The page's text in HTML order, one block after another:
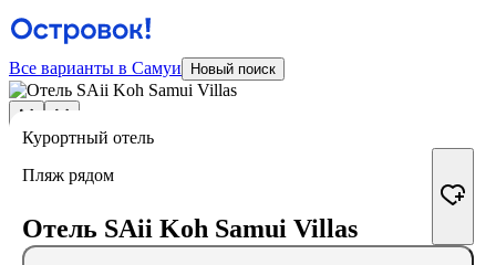
Все варианты в Самуи Новый поиск
Курортный отель
Пляж рядом
Отель SAii Koh Samui Villas